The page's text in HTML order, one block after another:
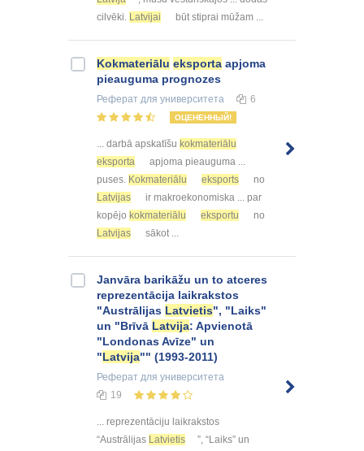
cilvēki. Latvijai būt stiprai mūžam ...
Kokmateriālu eksporta apjoma
pieauguma prognozes
Реферат для университета 6
ОЦЕНЕННЫЙ!
... darbā apskatīšu kokmateriālu
eksporta
apjoma pieauguma ...
puses. Kokmateriālu eksports
no
Latvijas
ir makroekonomiska ... par
kopējo kokmateriālu eksportu
no
Latvijas
sākot ...
Janvāra barikāžu un to atceres
reprezentācija laikrakstos
"Austrālijas Latvietis", "Laiks"
un "Brīvā Latvija: Apvienotā
"Londonas Avīze" un
"Latvija"" (1993-2011)
Реферат для университета
19
... reprezentāciju laikrakstos
“Austrālijas Latvietis
”, “Laiks” un